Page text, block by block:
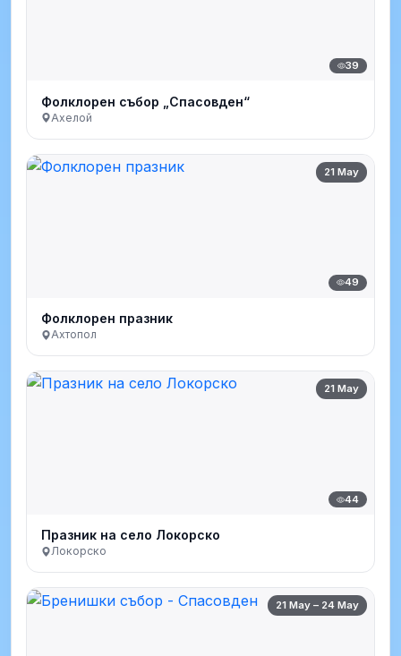
39
Фолклорен събор „Спасовден“
Ахелой
21 May
49
Фолклорен празник
Ахтопол
21 May
44
Празник на село Локорско
Локорско
21 May – 24 May